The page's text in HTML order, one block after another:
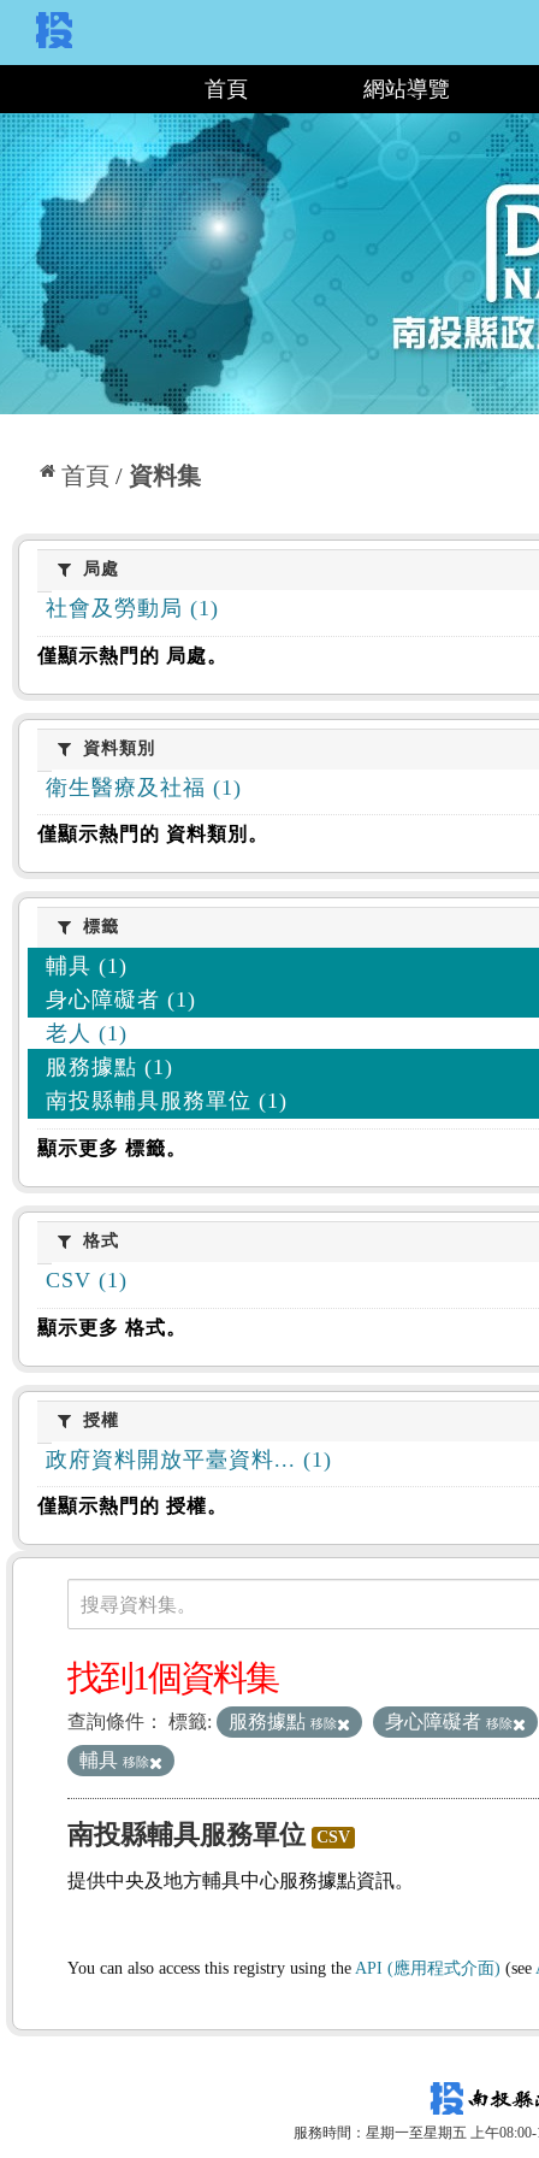
首頁 網站導覽
首頁 資料集
:::
局處局處
社會及勞動局 (1)
僅顯示熱門的 局處。
資料類別
資料類別
衛生醫療及社福 (1)
僅顯示熱門的 資料類別。
標籤標籤
輔具 (1)
身心障礙者 (1)
老人 (1)
服務據點 (1)
南投縣輔具服務單位 (1)
顯示更多 標籤。
格式格式
CSV (1)
顯示更多 格式。
授權授權
政府資料開放平臺資料... (1)
僅顯示熱門的 授權。
資料集
搜尋資料集。
找到1個資料集
查詢條件： 標籤: 服務據點 移除 身心障礙者 移除
輔具 移除
南投縣輔具服務單位 CSV
提供中央及地方輔具中心服務據點資訊。
You can also access this registry using the API (應用程式介面) (see
服務時間：星期一至星期五 上午